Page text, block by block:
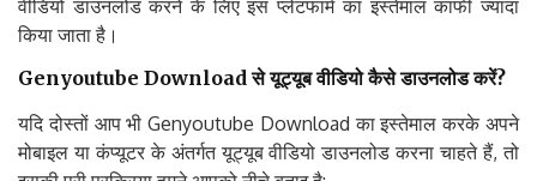
किया जाता है।
Genyoutube Download से यूट्यूब वीडियो कैसे डाउनलोड करें?
यदि दोस्तों आप भी Genyoutube Download का इस्तेमाल करके अपने
मोबाइल या कंप्यूटर के अंतर्गत यूट्यूब वीडियो डाउनलोड करना चाहते हैं, तो
इसकी पूरी प्रक्रिया हमने आपको नीचे बताइ है:-